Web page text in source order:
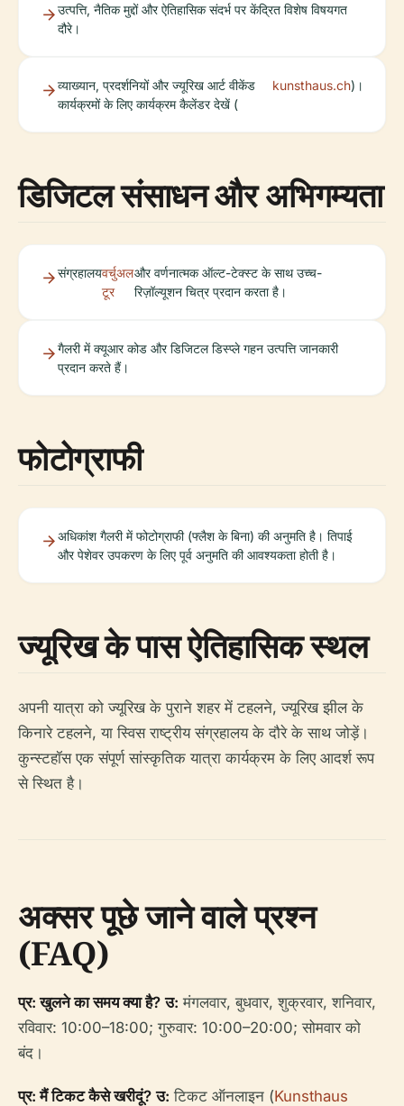
उत्पत्ति, नैतिक मुद्दों और ऐतिहासिक संदर्भ पर केंद्रित विशेष विषयगत
दौरे।
व्याख्यान, प्रदर्शनियों और ज्यूरिख आर्ट वीकेंड
कार्यक्रमों के लिए कार्यक्रम कैलेंडर देखें (
kunsthaus.ch)।
डिजिटल संसाधन और अभिगम्यता
संग्रहालयवर्चुअल
टूर
और वर्णनात्मक ऑल्ट-टेक्स्ट के साथ उच्च-
रिज़ॉल्यूशन चित्र प्रदान करता है।
गैलरी में क्यूआर कोड और डिजिटल डिस्प्ले गहन उत्पत्ति जानकारी
प्रदान करते हैं।
फोटोग्राफी
अधिकांश गैलरी में फोटोग्राफी (फ्लैश के बिना) की अनुमति है। तिपाई
और पेशेवर उपकरण के लिए पूर्व अनुमति की आवश्यकता होती है।
ज्यूरिख के पास ऐतिहासिक स्थल
अपनी यात्रा को ज्यूरिख के पुराने शहर में टहलने, ज्यूरिख झील के
किनारे टहलने, या स्विस राष्ट्रीय संग्रहालय के दौरे के साथ जोड़ें।
कुन्स्टहॉस एक संपूर्ण सांस्कृतिक यात्रा कार्यक्रम के लिए आदर्श रूप
से स्थित है।
अक्सर पूछे जाने वाले प्रश्न
(FAQ)
प्र: खुलने का समय क्या है? उ: मंगलवार, बुधवार, शुक्रवार, शनिवार,
रविवार: 10:00–18:00; गुरुवार: 10:00–20:00; सोमवार को
बंद।
प्र: मैं टिकट कैसे खरीदूं? उ: टिकट ऑनलाइन (Kunsthaus